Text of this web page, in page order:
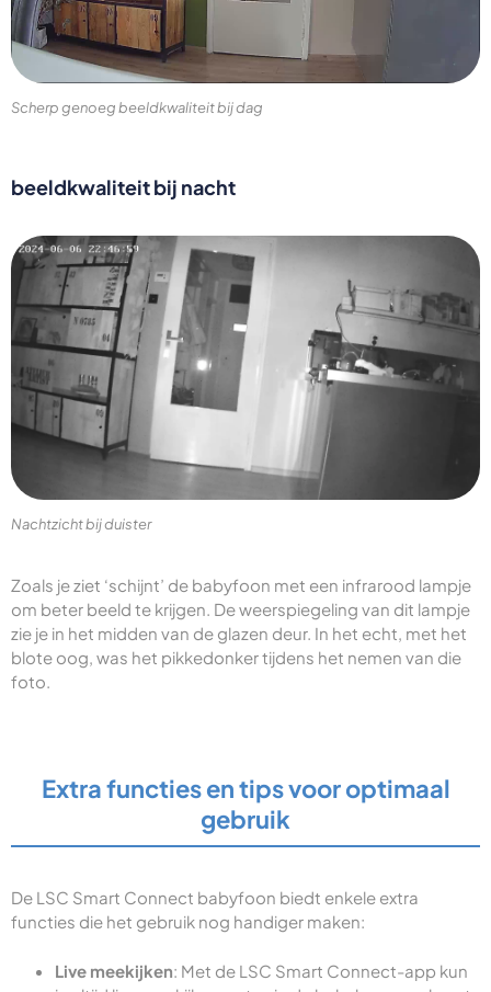
Scherp genoeg beeldkwaliteit bij dag
beeldkwaliteit bij nacht
Nachtzicht bij duister
Zoals je ziet ‘schijnt’ de babyfoon met een infrarood lampje
om beter beeld te krijgen. De weerspiegeling van dit lampje
zie je in het midden van de glazen deur. In het echt, met het
blote oog, was het pikkedonker tijdens het nemen van die
foto.
Extra functies en tips voor optimaal
gebruik
De LSC Smart Connect babyfoon biedt enkele extra
functies die het gebruik nog handiger maken:
Live meekijken: Met de LSC Smart Connect-app kun